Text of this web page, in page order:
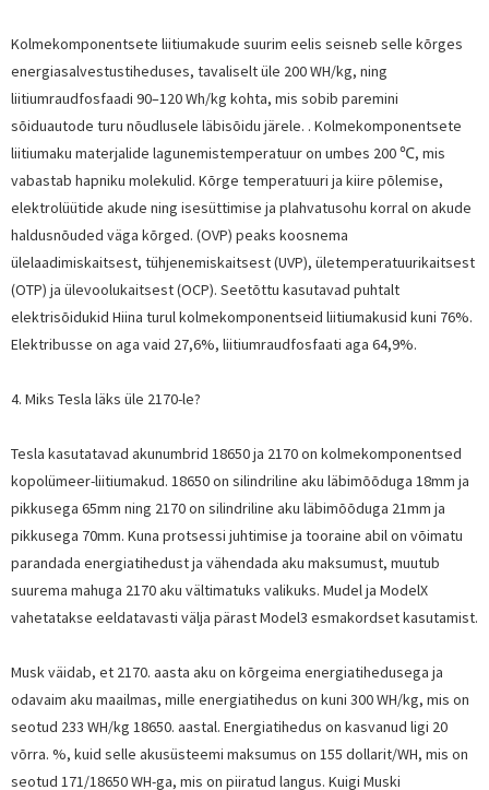
Kolmekomponentsete liitiumakude suurim eelis seisneb selle kõrges
energiasalvestustiheduses, tavaliselt üle 200 WH/kg, ning
liitiumraudfosfaadi 90–120 Wh/kg kohta, mis sobib paremini
sõiduautode turu nõudlusele läbisõidu järele. . Kolmekomponentsete
liitiumaku materjalide lagunemistemperatuur on umbes 200 ℃, mis
vabastab hapniku molekulid. Kõrge temperatuuri ja kiire põlemise,
elektrolüütide akude ning isesüttimise ja plahvatusohu korral on akude
haldusnõuded väga kõrged. (OVP) peaks koosnema
ülelaadimiskaitsest, tühjenemiskaitsest (UVP), ületemperatuurikaitsest
(OTP) ja ülevoolukaitsest (OCP). Seetõttu kasutavad puhtalt
elektrisõidukid Hiina turul kolmekomponentseid liitiumakusid kuni 76%.
Elektribusse on aga vaid 27,6%, liitiumraudfosfaati aga 64,9%.
4. Miks Tesla läks üle 2170-le?
Tesla kasutatavad akunumbrid 18650 ja 2170 on kolmekomponentsed
kopolümeer-liitiumakud. 18650 on silindriline aku läbimõõduga 18mm ja
pikkusega 65mm ning 2170 on silindriline aku läbimõõduga 21mm ja
pikkusega 70mm. Kuna protsessi juhtimise ja tooraine abil on võimatu
parandada energiatihedust ja vähendada aku maksumust, muutub
suurema mahuga 2170 aku vältimatuks valikuks. Mudel ja ModelX
vahetatakse eeldatavasti välja pärast Model3 esmakordset kasutamist.
Musk väidab, et 2170. aasta aku on kõrgeima energiatihedusega ja
odavaim aku maailmas, mille energiatihedus on kuni 300 WH/kg, mis on
seotud 233 WH/kg 18650. aastal. Energiatihedus on kasvanud ligi 20
võrra. %, kuid selle akusüsteemi maksumus on 155 dollarit/WH, mis on
seotud 171/18650 WH-ga, mis on piiratud langus. Kuigi Muski